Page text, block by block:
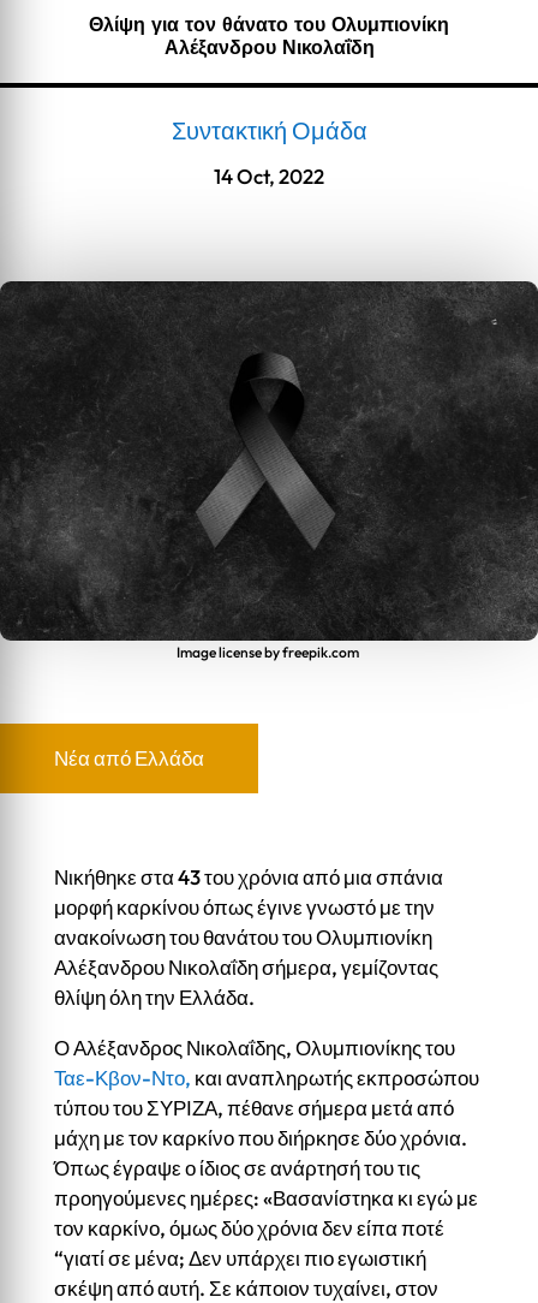
Θλίψη για τον θάνατο του Ολυμπιονίκη
Αλέξανδρου Νικολαΐδη
Συντακτική Ομάδα
14 Oct, 2022
Image license by freepik.com
Νέα από Ελλάδα
Νικήθηκε στα 43 του χρόνια από μια σπάνια
μορφή καρκίνου όπως έγινε γνωστό με την
ανακοίνωση του θανάτου του Ολυμπιονίκη
Αλέξανδρου Νικολαΐδη σήμερα, γεμίζοντας
θλίψη όλη την Ελλάδα.
Ο Αλέξανδρος Νικολαΐδης, Ολυμπιονίκης του
Ταε-Κβον-Ντο, και αναπληρωτής εκπροσώπου
τύπου του ΣΥΡΙΖΑ, πέθανε σήμερα μετά από
μάχη με τον καρκίνο που διήρκησε δύο χρόνια.
Όπως έγραψε ο ίδιος σε ανάρτησή του τις
προηγούμενες ημέρες: «Βασανίστηκα κι εγώ με
τον καρκίνο, όμως δύο χρόνια δεν είπα ποτέ
“γιατί σε μένα; Δεν υπάρχει πιο εγωιστική
σκέψη από αυτή. Σε κάποιον τυχαίνει, στον